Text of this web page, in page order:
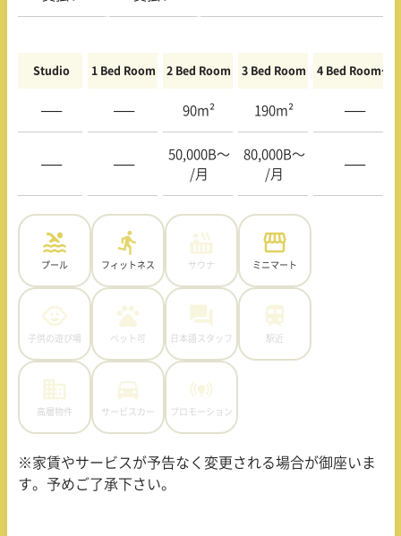
Studio 1 Bed Room 2 Bed Room 3 Bed Room 4 Bed Room〜
—– —– 90m² 190m² —–
—– —–
50,000B〜
/月
80,000B〜
/月
—–
プール フィットネス サウナ ミニマート
子供の遊び場 ペット可 日本語スタッフ 駅近
高層物件 サービスカー プロモーション
※家賃やサービスが予告なく変更される場合が御座いま
す。予めご了承下さい。